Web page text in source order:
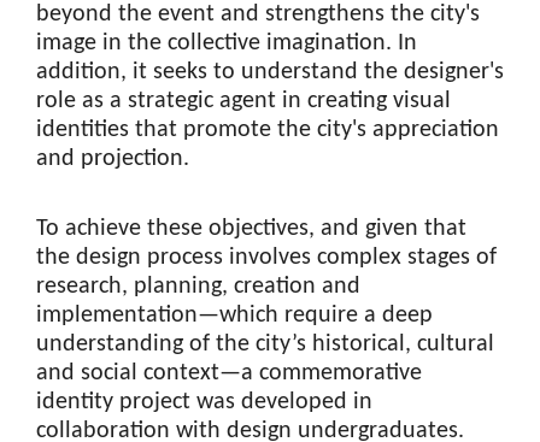
beyond the event and strengthens the city's
image in the collective imagination. In
addition, it seeks to understand the designer's
role as a strategic agent in creating visual
identities that promote the city's appreciation
and projection.
To achieve these objectives, and given that
the design process involves complex stages of
research, planning, creation and
implementation—which require a deep
understanding of the city’s historical, cultural
and social context—a commemorative
identity project was developed in
collaboration with design undergraduates.